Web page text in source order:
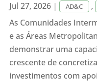
Jul 27, 2026| AD&C ,
As Comunidades
e as Áreas
demonstrar uma
crescente de
investimentos com